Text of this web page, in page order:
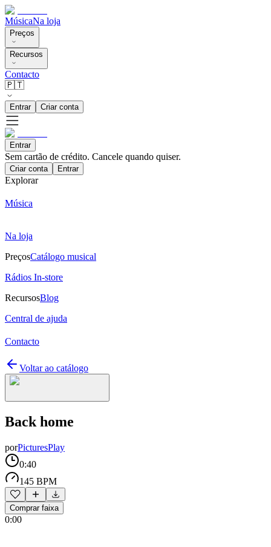
MúsicaNa loja
Preços
Recursos
Contacto
🇵🇹
Entrar Criar conta
Entrar
Sem cartão de crédito. Cancele quando quiser.
Criar conta Entrar
Explorar
Música
Na loja
PreçosCatálogo musical
Rádios In-store
RecursosBlog
Central de ajuda
Contacto
Voltar ao catálogo
Back home
porPicturesPlay
0:40
145 BPM
Comprar faixa
0:00